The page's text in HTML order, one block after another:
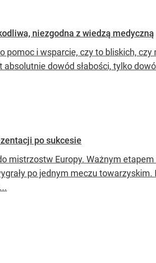
niezgodna z wiedzą medyczną
pomoc i wsparcie, czy to bliskich,
dowód słabości, tylko
po sukcesie
mistrzostw Europy. Ważnym
po jednym meczu towarzyskim.